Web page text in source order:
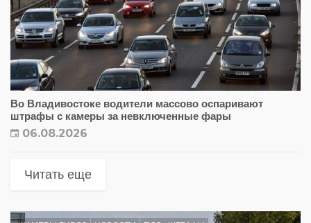
Во Владивостоке водители массово оспаривают
штрафы с камеры за невключенные фары
06.08.2026
Читать еще